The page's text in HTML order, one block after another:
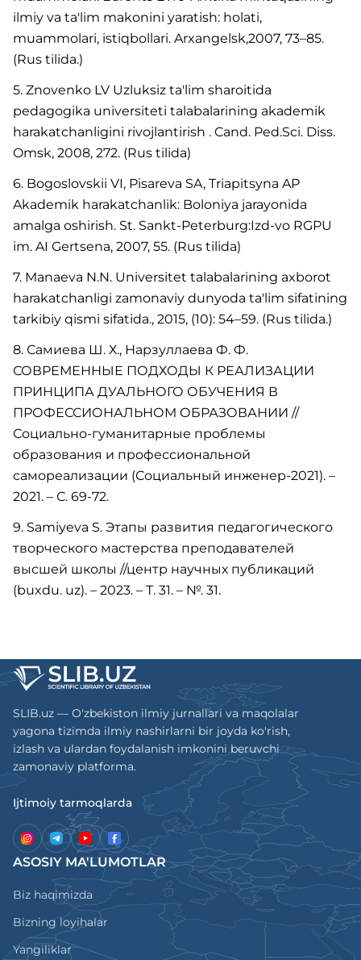
ilmiy va ta'lim makonini yaratish: holati,
muammolari, istiqbollari. Arxangelsk,2007, 73–85.
(Rus tilida.)
5. Znovenko LV Uzluksiz ta'lim sharoitida
pedagogika universiteti talabalarining akademik
harakatchanligini rivojlantirish . Cand. Ped.Sci. Diss.
Omsk, 2008, 272. (Rus tilida)
6. Bogoslovskii VI, Pisareva SA, Triapitsyna AP
Akademik harakatchanlik: Boloniya jarayonida
amalga oshirish. St. Sankt-Peterburg:Izd-vo RGPU
im. AI Gertsena, 2007, 55. (Rus tilida)
7. Manaeva N.N. Universitet talabalarining axborot
harakatchanligi zamonaviy dunyoda ta'lim sifatining
tarkibiy qismi sifatida., 2015, (10): 54–59. (Rus tilida.)
8. Самиева Ш. Х., Нарзуллаева Ф. Ф.
СОВРЕМЕННЫЕ ПОДХОДЫ К РЕАЛИЗАЦИИ
ПРИНЦИПА ДУАЛЬНОГО ОБУЧЕНИЯ В
ПРОФЕССИОНАЛЬНОМ ОБРАЗОВАНИИ //
Социально-гуманитарные проблемы
образования и профессиональной
самореализации (Социальный инженер-2021). –
2021. – С. 69-72.
9. Samiyeva S. Этапы развития педагогического
творческого мастерства преподавателей
высшей школы //центр научных публикаций
(buxdu. uz). – 2023. – Т. 31. – №. 31.
SLIB.uz — O'zbekiston ilmiy jurnallari va maqolalar
yagona tizimda ilmiy nashirlarni bir joyda ko'rish,
izlash va ulardan foydalanish imkonini beruvchi
zamonaviy platforma.
Ijtimoiy tarmoqlarda
ASOSIY MA'LUMOTLAR
Biz haqimizda
Bizning loyihalar
Yangiliklar